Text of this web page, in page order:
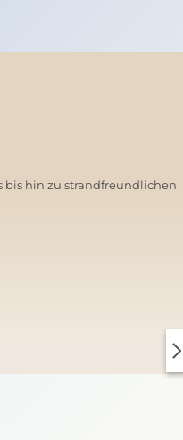
bis hin zu strandfreundlichen